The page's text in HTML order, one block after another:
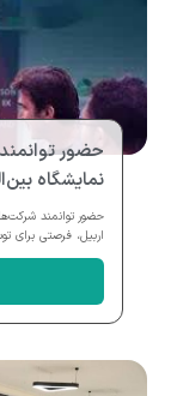
حضور
نمایشگاه
حضور توانمند
اربیل، فرصتی برای